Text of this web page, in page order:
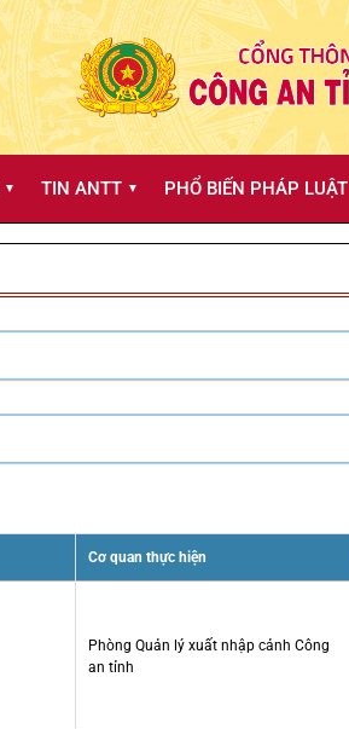
▼ TIN ANTT ▼ PHỔ BIẾN PHÁP LUẬT
Cơ quan thực hiện
Phòng Quản lý xuất nhập cảnh Công
an tỉnh